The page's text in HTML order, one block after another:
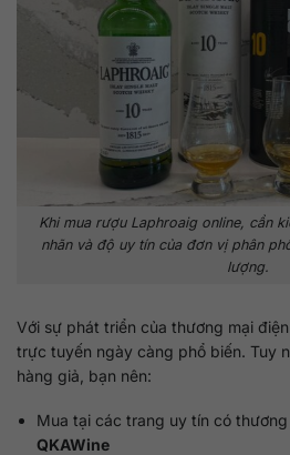
Khi mua rượu Laphroaig online, cần
nhãn và độ uy tín của đơn vị phân
lượng.
Với sự phát triển của thương mại
trực tuyến ngày càng phổ biến. Tuy
hàng giả, bạn nên:
Mua tại các trang uy tín có
QKAWine